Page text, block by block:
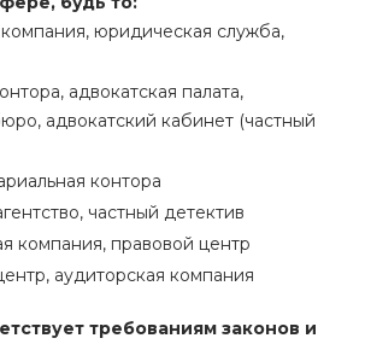
юридическая служба,
адвокатская палата,
адвокатский кабинет (частный
контора
частный детектив
компания, правовой центр
аудиторская компания
требованиям законов и